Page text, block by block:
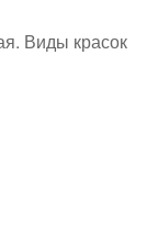
Виды красок